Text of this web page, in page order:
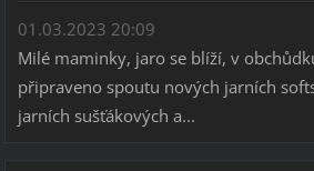
01.03.2023 20:09
Milé maminky, jaro se blíží, v
připraveno spoutu nových jarních
jarních sušťákových a...